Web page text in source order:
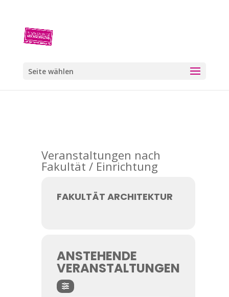
Seite wählen
Veranstaltungen nach
Fakultät / Einrichtung
FAKULTÄT ARCHITEKTUR
ANSTEHENDE
VERANSTALTUNGEN